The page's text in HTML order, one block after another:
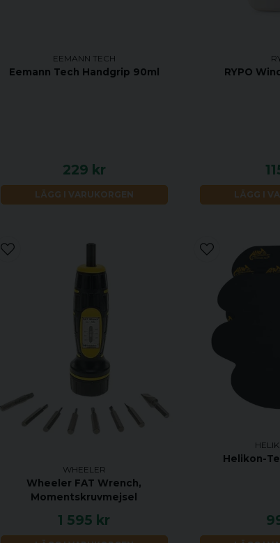
EEMANN TECH
Eemann Tech Handgrip 90ml
229 kr
LÄGG I VARUKORGEN
RYPO
LÄGG I
WHEELER
Wheeler FAT Wrench,
Momentskruvmejsel
1 595 kr
Helikon-